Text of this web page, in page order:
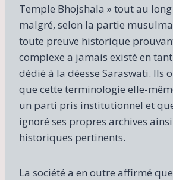
Temple Bhojshala » tout au
malgré, selon la partie
toute preuve historique
complexe a jamais existé en
dédié à la déesse Saraswati. Ils
que cette terminologie elle-
un parti pris institutionnel et
ignoré ses propres archives
historiques pertinents.
La société a en outre affirmé